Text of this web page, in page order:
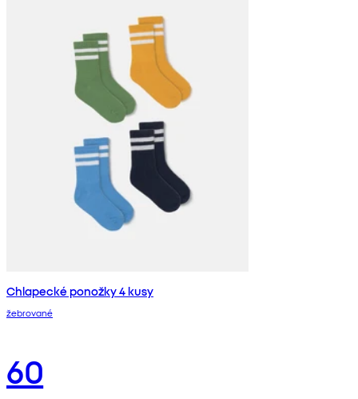
Chlapecké ponožky 4 kusy
žebrované
60